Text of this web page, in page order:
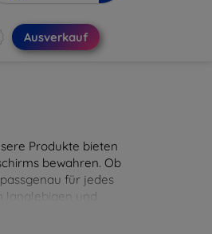
Ausverkauf
Produkte bieten
bewahren. Ob
für jedes
langlebigen und